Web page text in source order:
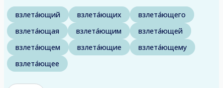
взлета́ющий взлета́ющих
взлета́ющего
взлета́ющая
взлета́ющим
взлета́ющей
взлета́ющем
взлета́ющие
взлета́ющему
взлета́ющее